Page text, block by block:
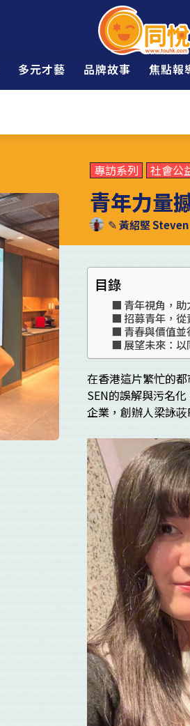
多元才藝 品牌故事 焦點報
專訪系列 社會公
青年力量
✎黃紹堅 Steven
目錄
青年視角，
招募青年，
青春與價值
展望未來：
在香港這片繁忙的
SEN的誤解與污名
企業，創辦人梁詠